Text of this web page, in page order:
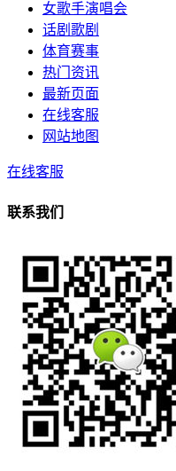
女歌手演唱会
话剧歌剧
体育赛事
热门资讯
最新页面
在线客服
网站地图
在线客服
联系我们